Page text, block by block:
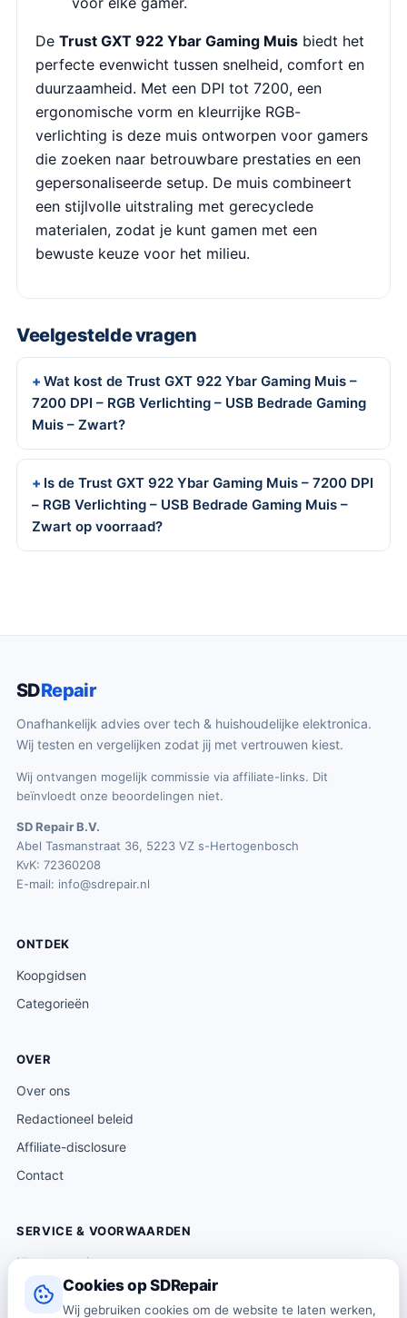
Cookies op SDRepair
Wij gebruiken cookies om de website te laten werken,
De Trust GXT 922 Ybar Gaming Muis biedt het
perfecte evenwicht tussen snelheid, comfort en
duurzaamheid. Met een DPI tot 7200, een
ergonomische vorm en kleurrijke RGB-
verlichting is deze muis ontworpen voor gamers
die zoeken naar betrouwbare prestaties en een
gepersonaliseerde setup. De muis combineert
een stijlvolle uitstraling met gerecyclede
materialen, zodat je kunt gamen met een
bewuste keuze voor het milieu.
Veelgestelde vragen
Wat kost de Trust GXT 922 Ybar Gaming Muis –
7200 DPI – RGB Verlichting – USB Bedrade Gaming
Muis – Zwart?
Is de Trust GXT 922 Ybar Gaming Muis – 7200 DPI
– RGB Verlichting – USB Bedrade Gaming Muis –
Zwart op voorraad?
SDRepair
Onafhankelijk advies over tech & huishoudelijke elektronica.
Wij testen en vergelijken zodat jij met vertrouwen kiest.
Wij ontvangen mogelijk commissie via affiliate-links. Dit
beïnvloedt onze beoordelingen niet.
SD Repair B.V.
Abel Tasmanstraat 36, 5223 VZ s-Hertogenbosch
KvK: 72360208
E-mail: info@sdrepair.nl
ONTDEK
Koopgidsen
Categorieën
OVER
Over ons
Redactioneel beleid
Affiliate-disclosure
Contact
SERVICE & VOORWAARDEN
Klantenservice
Verzending & levering